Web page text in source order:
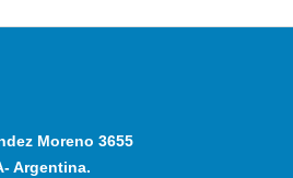
Moreno 3655
Argentina.